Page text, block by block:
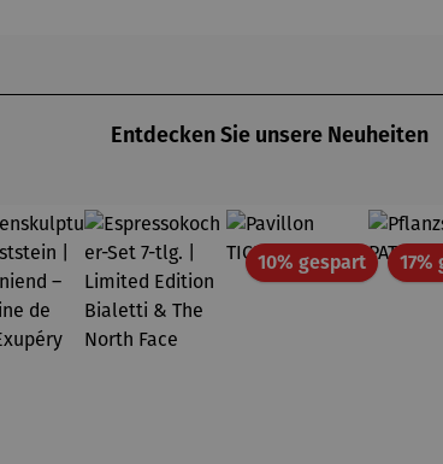
Entdecken Sie unsere Neuheiten
10% gespartRabatt
17%